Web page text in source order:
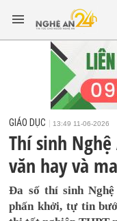
GIÁO DỤC 13:49 11-06-2026
Thí sinh
văn hay và
Đa số thí sinh
phấn khởi, tự tin